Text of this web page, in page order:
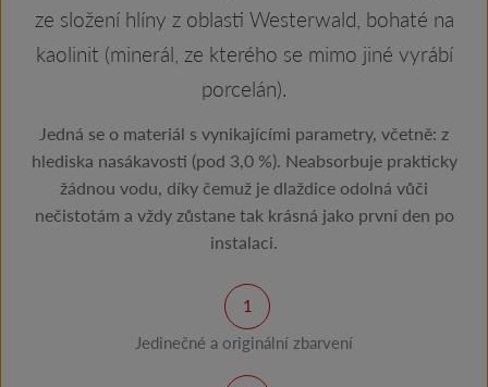
ze složení hlíny z oblasti Westerwald, bohaté na
kaolinit (minerál, ze kterého se mimo jiné vyrábí
porcelán).
Jedná se o materiál s vynikajícími parametry, včetně: z
hlediska nasákavosti (pod 3,0 %). Neabsorbuje prakticky
žádnou vodu, díky čemuž je dlaždice odolná vůči
nečistotám a vždy zůstane tak krásná jako první den po
instalaci.
Jedinečné a originální zbarvení